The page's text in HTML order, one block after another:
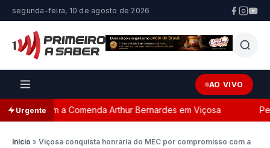
segunda-feira, 10 de agosto de 2026
AO VIVO
Urgente
com a Comenda Arthur Bernardes em Viçosa
Início » Viçosa conquista honraria do MEC por compromisso com a